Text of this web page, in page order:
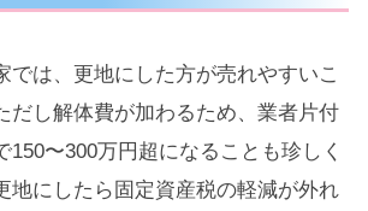
では、更地にした方が売れやすいこ
だし解体費が加わるため、業者片付
150〜300万円超になることも珍しく
地にしたら固定資産税の軽減が外れ